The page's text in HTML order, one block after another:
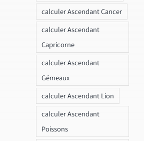
calculer Ascendant Cancer
calculer Ascendant
Capricorne
calculer Ascendant
Gémeaux
calculer Ascendant Lion
calculer Ascendant
Poissons